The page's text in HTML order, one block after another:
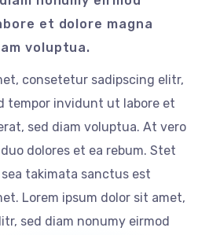
et dolore magna
voluptua.
consetetur sadipscing elitr,
tempor invidunt ut labore et
sed diam voluptua. At vero
dolores et ea rebum. Stet
takimata sanctus est
Lorem ipsum dolor sit amet,
sed diam nonumy eirmod